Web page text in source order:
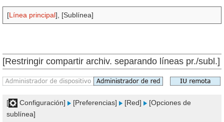
[Línea principal], [Sublínea]
[Restringir compartir archiv. separando líneas pr./subl.]
[ Configuración] [Preferencias] [Red]
[Opciones de
sublínea]